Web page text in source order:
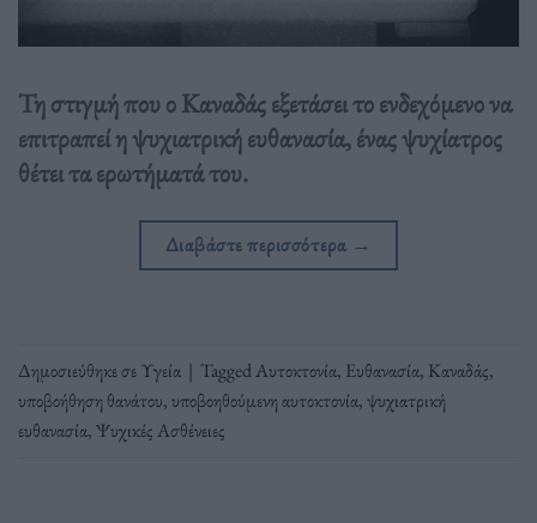
Τη στιγμή που ο Καναδάς εξετάσει το ενδεχόμενο να
επιτραπεί η ψυχιατρική ευθανασία, ένας ψυχίατρος
θέτει τα ερωτήματά του.
Διαβάστε περισσότερα →
Δημοσιεύθηκε σεΥγεία | TaggedΑυτοκτονία, Ευθανασία, Καναδάς,
υποβοήθηση θανάτου,υποβοηθούμενη αυτοκτονία,ψυχιατρική
ευθανασία,Ψυχικές Ασθένειες